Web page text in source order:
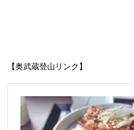
【奥武蔵登山リンク】